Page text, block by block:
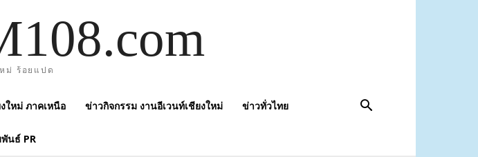
หม่ ร้อยแปด
ใหม่ ภาคเหนือ ข่าวกิจกรรม งานอีเวนท์เชียงใหม่ ข่าวทั่วไทย
นธ์ PR